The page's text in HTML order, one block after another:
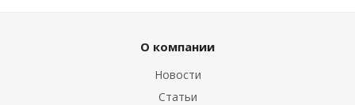
О компании
Новости
Статьи